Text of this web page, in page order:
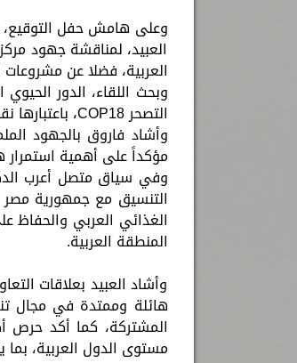
وعلى هامش حفل التوقيع،
العبيد، لمناقشة جهود
العربية، فضلا عن مشروعات
وبحث اللقاء، الدور
التصحر COP18، باعتبارها نقطة الاتصال العربية الرسمية لهذا الملف.
وأشاد فاروق بالجهود
مؤكداً على أهمية استمرار
وفي سياق متصل أعرب
التنسيق مع جمهورية مصر
الغذائي العربي والحفاظ
المنطقة العربية.
وأشاد العبيد بعلاقات
هائلة وممتدة في مجال
المشتركة، كما أكد حرص
مستوى الدول العربية،